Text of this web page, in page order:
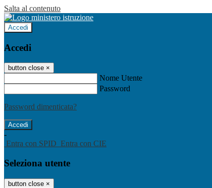
Salta al contenuto
Accedi
Accedi
button close ×
Nome Utente
Password
Password dimenticata?
-
Entra con SPID Entra con CIE
Seleziona utente
button close ×